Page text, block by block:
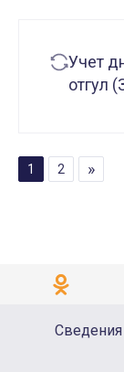
Учет
отгул
ПАГИНАЦИЯ
1 2
Сведения